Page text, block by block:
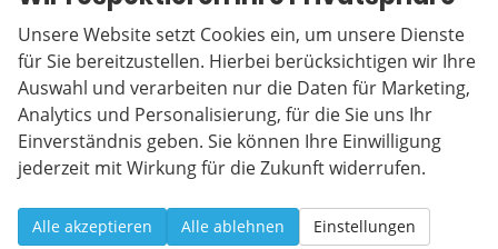
137 kW (186 PS)
01.07.2026
32.095,– €
incl. 19% MwSt.
Wir rufen Sie an
Fahrzeugexposé (PDF)
Fahrzeug parken
Verbrauch kombiniert:6,90 l/100km
CO2-Klasse:F
-Emissionen:157,00 g/km
Unsere Website setzt Cookies ein, um unsere Dienste
für Sie bereitzustellen. Hierbei berücksichtigen wir Ihre
Auswahl und verarbeiten nur die Daten für Marketing,
Analytics und Personalisierung, für die Sie uns Ihr
Einverständnis geben. Sie können Ihre Einwilligung
jederzeit mit Wirkung für die Zukunft widerrufen.
Alle akzeptieren Alle ablehnen Einstellungen